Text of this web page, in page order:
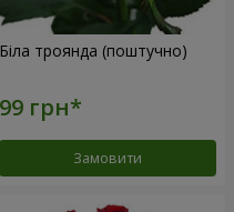
Біла троянда (поштучно)
Замовити